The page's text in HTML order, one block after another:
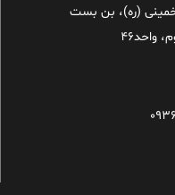
خمینی (ره)، بن بست
واحد46